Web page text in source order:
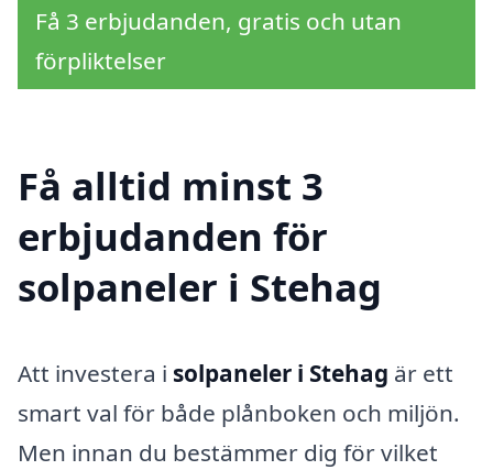
Få 3 erbjudanden, gratis och utan
förpliktelser
Få alltid minst 3
erbjudanden för
solpaneler i Stehag
Att investera i solpaneler i Stehag är ett
smart val för både plånboken och miljön.
Men innan du bestämmer dig för vilket